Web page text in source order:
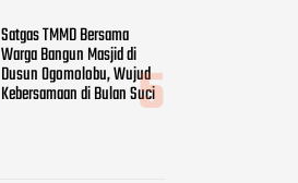
Satgas TMMD Bersama
Warga Bangun Masjid di
Dusun Ogomolobu, Wujud
Kebersamaan di Bulan Suci